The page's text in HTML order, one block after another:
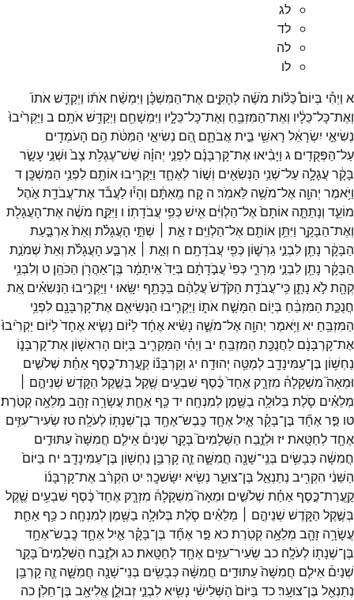
לג
לד
לה
לו
א וַיְהִ֡י בְּיוֹם֩כַּלּ֨וֹת מֹשֶׁ֜ה לְהָקִ֣ים אֶת־הַמִּשְׁכָּ֗ן וַיִּמְשַׁ֨ח אֹת֜וֹ וַיְקַדֵּ֤שׁאֹתוֹ֙
וְאֶת־כָּל־כֵּלָ֔יו וְאֶת־הַמִּזְבֵּ֖חַ וְאֶת־כָּל־כֵּלָ֑יו וַיִּמְשָׁחֵ֖ם וַיְקַדֵּ֥שׁאֹתָֽם׃ ב וַיַּקְרִ֙יבוּ֙
נְשִׂיאֵ֣י יִשְׂרָאֵ֔ל רָאשֵׁ֖י בֵּ֣יתאֲבֹתָ֑ם הֵ֚ם נְשִׂיאֵ֣י הַמַּטֹּ֔ת הֵ֥ם הָעֹמְדִ֖ים
עַל־הַפְּקֻדִֽים׃ ג וַיָּבִ֨יאוּאֶת־קָרְבָּנָ֜ם לִפְנֵ֣י יְהוָ֗ה שֵׁשׁ־עֶגְלֹ֥ת צָב֙ וּשְׁנֵ֣י עָשָׂ֣ר
בָּקָ֔רעֲגָלָ֛ה עַל־שְׁנֵ֥י הַנְּשִׂאִ֖ים וְשׁ֣וֹרלְאֶחָ֑ד וַיַּקְרִ֥יבוּאוֹתָ֖ם לִפְנֵ֥י הַמִּשְׁכָּֽן׃ ד
וַיֹּ֥אמֶר יְהוָ֖ה אֶל־מֹשֶׁ֥ה לֵּאמֹֽר׃ ה קַ֚ח מֵֽאִתָּ֔ם וְהָי֕וּלַעֲבֹ֕דאֶת־עֲבֹדַ֖תאֹ֣הֶל
מוֹעֵ֑ד וְנָתַתָּ֤ה אוֹתָם֙אֶל־הַלְוִיִּ֔ם אִ֖ישׁכְּפִ֥י עֲבֹדָתֽוֹ׃ ו וַיִּקַּ֣ח מֹשֶׁ֔ה אֶת־הָעֲגָלֹ֖ת
וְאֶת־הַבָּקָ֑ר וַיִּתֵּ֥ן אוֹתָ֖ם אֶל־הַלְוִיִּֽם׃ זאֵ֣ת ׀ שְׁתֵּ֣י הָעֲגָלֹ֗ת וְאֵת֙אַרְבַּ֣עַת
הַבָּקָ֔ר נָתַ֖ן לִבְנֵ֣י גֵרְשׁ֑וֹן כְּפִ֖י עֲבֹדָתָֽם׃ ח וְאֵ֣ת ׀ אַרְבַּ֣ע הָעֲגָלֹ֗ת וְאֵת֙ שְׁמֹנַ֣ת
הַבָּקָ֔ר נָתַ֖ן לִבְנֵ֣י מְרָרִ֑י כְּפִי֙עֲבֹ֣דָתָ֔ם בְּיַד֙אִֽיתָמָ֔ר בֶּֽן־אַהֲרֹ֖ן הַכֹּהֵֽן׃ ט וְלִבְנֵ֥י
קְהָ֖תלֹ֣א נָתָ֑ן כִּֽי־עֲבֹדַ֤ת הַקֹּ֙דֶשׁ֙עֲלֵהֶ֔ם בַּכָּתֵ֖ף יִשָּֽׂאוּ׃ י וַיַּקְרִ֣יבוּ הַנְּשִׂאִ֗ים אֵ֚ת
חֲנֻכַּ֣ת הַמִּזְבֵּ֔חַ בְּי֖וֹם הִמָּשַׁ֣ח אֹת֑וֹ וַיַּקְרִ֧יבוּ הַנְּשִׂיאִ֛ם אֶת־קָרְבָּנָ֖ם לִפְנֵ֥י
הַמִּזְבֵּֽחַ׃ יא וַיֹּ֥אמֶר יְהוָ֖ה אֶל־מֹשֶׁ֑ה נָשִׂ֨יאאֶחָ֜דלַיּ֗וֹם נָשִׂ֤יאאֶחָד֙לַיּ֔וֹם יַקְרִ֙יבוּ֙
אֶת־קָרְבָּנָ֔ם לַחֲנֻכַּ֖ת הַמִּזְבֵּֽחַ׃ יב וַיְהִ֗י הַמַּקְרִ֛יב בַּיּ֥וֹם הָרִאשׁ֖וֹן אֶת־קָרְבָּנ֑וֹ
נַחְשׁ֥וֹן בֶּן־עַמִּינָדָ֖בלְמַטֵּ֥ה יְהוּדָֽה׃ יג וְקָרְבָּנ֞וֹ קַֽעֲרַת־כֶּ֣סֶף אַחַ֗ת שְׁלֹשִׁ֣ים
וּמֵאָה֮ מִשְׁקָלָהּ֒ מִזְרָ֤ק אֶחָד֙כֶּ֔סֶף שִׁבְעִ֥ים שֶׁ֖קֶל בְּשֶׁ֣קֶל הַקֹּ֑דֶשׁ שְׁנֵיהֶ֣ם ׀
מְלֵאִ֗ים סֹ֛לֶת בְּלוּלָ֥ה בַשֶּׁ֖מֶן לְמִנְחָֽה׃ ידכַּ֥ף אַחַ֛תעֲשָׂרָ֥ה זָהָ֖ב מְלֵאָ֥ה קְטֹֽרֶת׃
טו פַּ֣ראֶחָ֞ד בֶּן־בָּקָ֗ראַ֧יִלאֶחָ֛דכֶּֽבֶשׂ־אֶחָ֥ד בֶּן־שְׁנָת֖וֹ לְעֹלָֽה׃ טז שְׂעִיר־עִזִּ֥ים
אֶחָ֖דלְחַטָּֽאת׃ יז וּלְזֶ֣בַח הַשְּׁלָמִים֮ בָּקָ֣ר שְׁנַיִם֒ אֵילִ֤ם חֲמִשָּׁה֙עַתּוּדִ֣ים
חֲמִשָּׁ֔ה כְּבָשִׂ֥ים בְּנֵֽי־שָׁנָ֖ה חֲמִשָּׁ֑ה זֶ֛ה קָרְבַּ֥ן נַחְשׁ֖וֹן בֶּן־עַמִּינָדָֽב׃ יח בַּיּוֹם֙
הַשֵּׁנִ֔י הִקְרִ֖יב נְתַנְאֵ֣ל בֶּן־צוּעָ֑ר נְשִׂ֖יא יִשָּׂשכָֽר׃ יט הִקְרִ֨באֶת־קָרְבָּנ֜וֹ
קַֽעֲרַת־כֶּ֣סֶף אַחַ֗ת שְׁלֹשִׁ֣ים וּמֵאָה֮ מִשְׁקָלָהּ֒ מִזְרָ֤ק אֶחָד֙כֶּ֔סֶף שִׁבְעִ֥ים שֶׁ֖קֶל
בְּשֶׁ֣קֶל הַקֹּ֑דֶשׁ שְׁנֵיהֶ֣ם ׀ מְלֵאִ֗ים סֹ֛לֶת בְּלוּלָ֥ה בַשֶּׁ֖מֶן לְמִנְחָֽה׃ ככַּ֥ף אַחַ֛ת
עֲשָׂרָ֥ה זָהָ֖ב מְלֵאָ֥ה קְטֹֽרֶת׃כא פַּ֣ראֶחָ֞ד בֶּן־בָּקָ֗ראַ֧יִלאֶחָ֛דכֶּֽבֶשׂ־אֶחָ֥ד
בֶּן־שְׁנָת֖וֹ לְעֹלָֽה׃ כב שְׂעִיר־עִזִּ֥ים אֶחָ֖דלְחַטָּֽאת׃כג וּלְזֶ֣בַח הַשְּׁלָמִים֮ בָּקָ֣ר
שְׁנַיִם֒ אֵילִ֤ם חֲמִשָּׁה֙עַתּוּדִ֣ים חֲמִשָּׁ֔ה כְּבָשִׂ֥ים בְּנֵי־שָׁנָ֖ה חֲמִשָּׁ֑ה זֶ֛ה קָרְבַּ֥ן
נְתַנְאֵ֖ל בֶּן־צוּעָֽר׃כד בַּיּוֹם֙ הַשְּׁלִישִׁ֔י נָשִׂ֖יאלִבְנֵ֣י זְבוּלֻ֑ן אֱלִיאָ֖ב בֶּן־חֵלֹֽן׃ כה